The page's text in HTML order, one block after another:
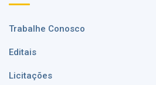
Trabalhe Conosco
Editais
Licitações